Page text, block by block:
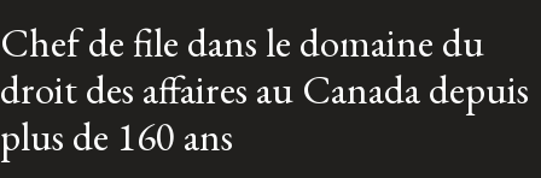
Chef de file dans le domaine du
droit des affaires au Canada depuis
plus de 160 ans